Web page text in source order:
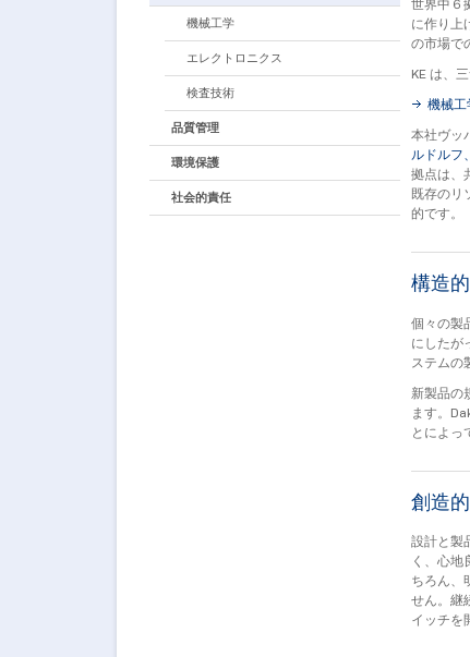
機械工学
エレクトロニクス
検査技術
品質管理
環境保護
社会的責任
世界中６
に作り上
の市場で
KE は、
機械工
本社ヴッ
ルドルフ、
拠点は、
既存のリ
的です。
構造
個々の製
にしたが
ステムの
新製品の
ます。
とによっ
創造
設計と製
く、心地
ちろん、
せん。継
イッチを